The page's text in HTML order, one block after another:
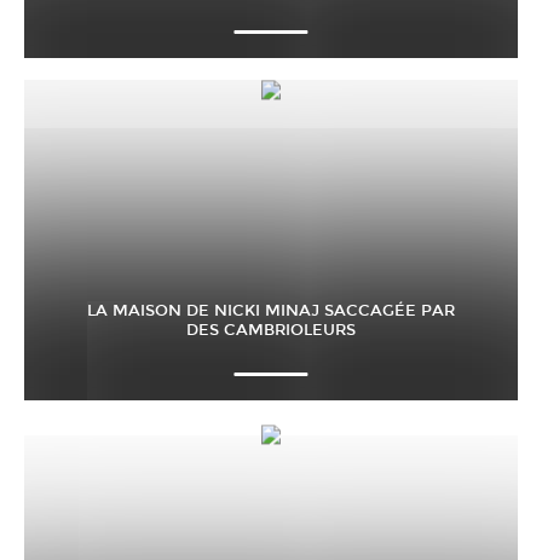
LA MAISON DE NICKI MINAJ SACCAGÉE PAR
DES CAMBRIOLEURS